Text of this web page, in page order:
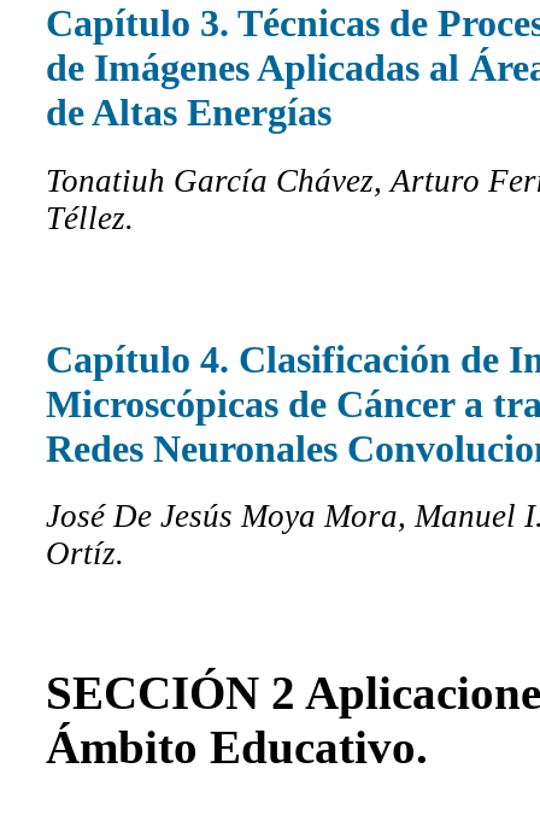
Capítulo 3. Técnicas de
de Imágenes Aplicadas al
de Altas Energías
Tonatiuh García Chávez, Arturo
Téllez.
Capítulo 4. Clasificación de
Microscópicas de Cáncer a
Redes Neuronales
José De Jesús Moya Mora, Manuel
Ortíz.
SECCIÓN 2
Ámbito Educativo.